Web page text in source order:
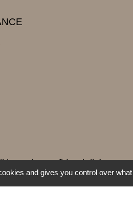
de confidentialité -
and gives you control over